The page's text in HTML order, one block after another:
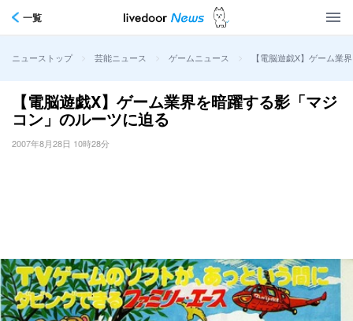
一覧
ニューストップ > 芸能ニュース > ゲームニュース > 【電脳遊戯X】ゲーム業
【電脳遊戯X】ゲーム業界を暗躍する影「マジ
コン」のルーツに迫る
2007年8月28日 10時28分